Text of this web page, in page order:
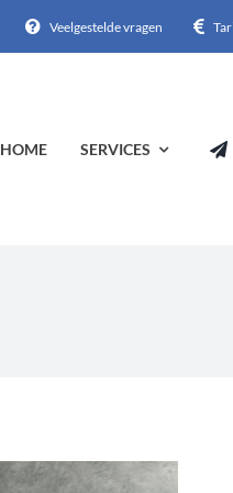
Veelgestelde vragen
HOME SERVICES